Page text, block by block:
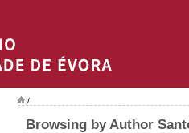
/
Browsing by Author